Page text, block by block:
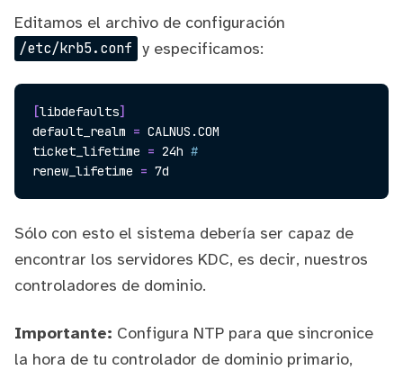
Editamos el archivo de configuración
/etc/krb5.conf y especificamos:
[libdefaults]
default_realm = CALNUS.COM
ticket_lifetime = 24h #
renew_lifetime =
Sólo con esto el sistema debería ser capaz de
encontrar los servidores KDC, es decir, nuestros
controladores de dominio.
Importante: Configura NTP para que sincronice
la hora de tu controlador de dominio primario,